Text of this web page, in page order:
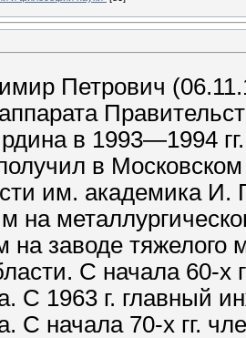
Петрович
в 1993—1994
в
им. академика И.
на
на заводе тяжелого
С начала 60-х
С 1963 г. главный
С начала 70-х гг.